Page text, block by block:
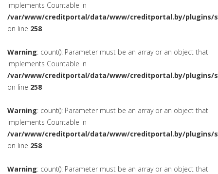
implements Countable in
/var/www/creditportal/data/www/creditportal.by/plugins/
on line 258
Warning: count(): Parameter must be an array or an object that
implements Countable in
/var/www/creditportal/data/www/creditportal.by/plugins/
on line 258
Warning: count(): Parameter must be an array or an object that
implements Countable in
/var/www/creditportal/data/www/creditportal.by/plugins/
on line 258
Warning: count(): Parameter must be an array or an object that